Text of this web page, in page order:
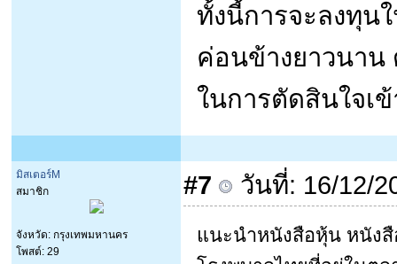
ทั้งนี้การจะลงทุน
ค่อนข้างยาวนาน
ในการตัดสินใจเ
มิสเตอร์M
สมาชิก
จังหวัด: กรุงเทพมหานคร
โพสต์: 29
#7 วันที่: 16/12/
แนะนำหนังสือหุ้น หนังสื